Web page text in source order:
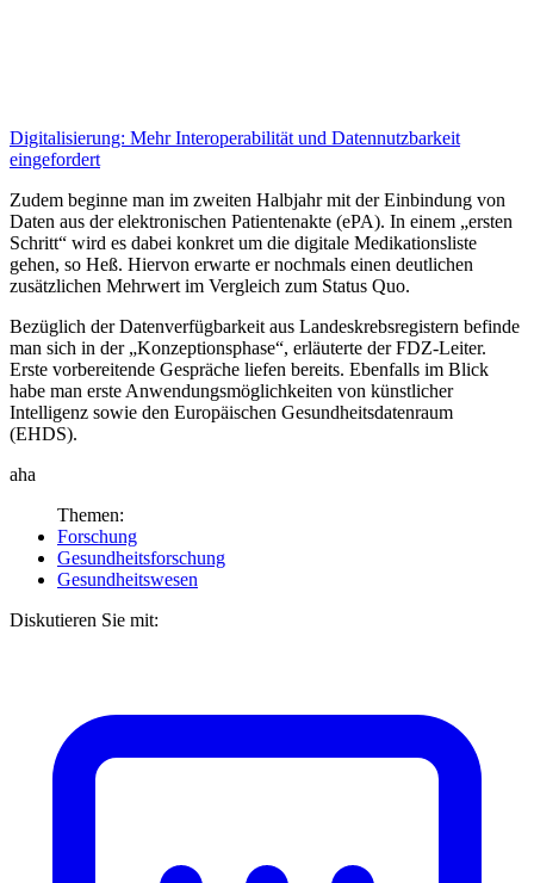
Digitalisierung: Mehr Interoperabilität und Datennutzbarkeit
eingefordert
Zudem beginne man im zweiten Halbjahr mit der Einbindung von
Daten aus der elektronischen Patientenakte (ePA). In einem „ersten
Schritt“ wird es dabei konkret um die digitale Medikationsliste
gehen, so Heß. Hiervon erwarte er nochmals einen deutlichen
zusätzlichen Mehrwert im Vergleich zum Status Quo.
Bezüglich der Datenverfügbarkeit aus Landeskrebsregistern befinde
man sich in der „Konzeptionsphase“, erläuterte der FDZ-Leiter.
Erste vorbereitende Gespräche liefen bereits. Ebenfalls im Blick
habe man erste Anwendungsmöglichkeiten von künstlicher
Intelligenz sowie den Europäischen Gesundheitsdatenraum
(EHDS).
aha
Themen:
Forschung
Gesundheitsforschung
Gesundheitswesen
Diskutieren Sie mit: